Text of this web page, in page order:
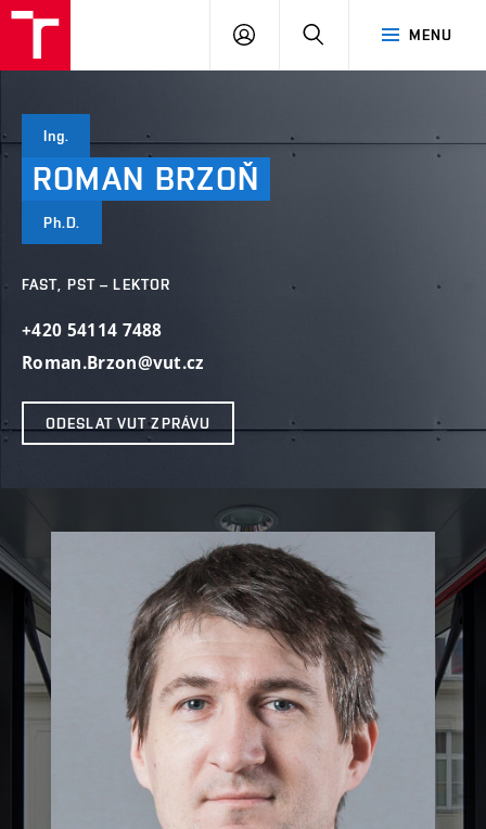
MENU
PŘIHLÁSIT
Ing.
ROMAN BRZOŇ
Ph.D.
FAST, PST – LEKTOR
+420 54114 7488
Roman.Brzon@vut.cz
ODESLAT VUT ZPRÁVU